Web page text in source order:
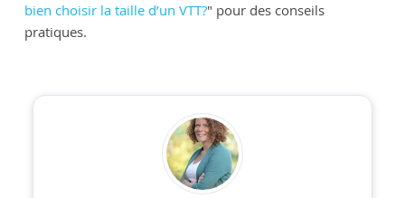
bien choisir la taille d’un VTT?" pour des conseils
pratiques.